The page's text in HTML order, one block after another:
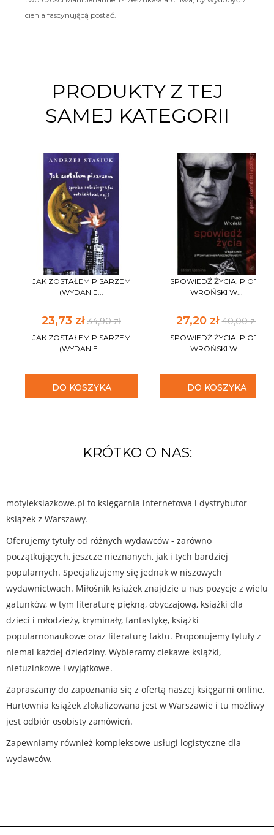
cienia fascynującą postać.
PRODUKTY Z TEJ
SAMEJ KATEGORII
JAK ZOSTAŁEM PISARZEM
(WYDANIE...
23,73 zł 34,90 zł
JAK ZOSTAŁEM PISARZEM
(WYDANIE...
DO KOSZYKA
SPOWIEDŹ ŻYCIA. PIOTR
WROŃSKI W...
27,20 zł40,00 zł
SPOWIEDŹ ŻYCIA. PIOTR
WROŃSKI W...
DO KOSZYKA
KRÓTKO O NAS:
motyleksiazkowe.pl to księgarnia internetowa i dystrybutor
książek z Warszawy.
Oferujemy tytuły od różnych wydawców - zarówno
początkujących, jeszcze nieznanych, jak i tych bardziej
popularnych. Specjalizujemy się jednak w niszowych
wydawnictwach. Miłośnik książek znajdzie u nas pozycje z wielu
gatunków, w tym literaturę piękną, obyczajową, książki dla
dzieci i młodzieży, kryminały, fantastykę, książki
popularnonaukowe oraz literaturę faktu. Proponujemy tytuły z
niemal każdej dziedziny. Wybieramy ciekawe książki,
nietuzinkowe i wyjątkowe.
Zapraszamy do zapoznania się z ofertą naszej księgarni online.
Hurtownia książek zlokalizowana jest w Warszawie i tu możliwy
jest odbiór osobisty zamówień.
Zapewniamy również kompleksowe usługi logistyczne dla
wydawców.